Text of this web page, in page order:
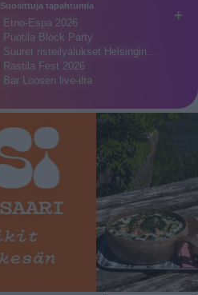
+
Suosittuja tapahtumia
Etno-Espa 2026
Puotila Block Party
Suuret risteilyalukset Helsingin…
Rastila Fest 2026
Bar Loosen live-ilta